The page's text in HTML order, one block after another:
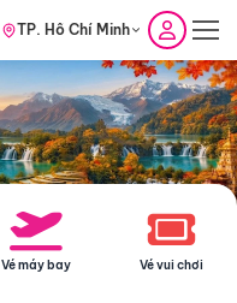
TP. Hồ Chí Minh
Vé máy bay Vé vui chơi